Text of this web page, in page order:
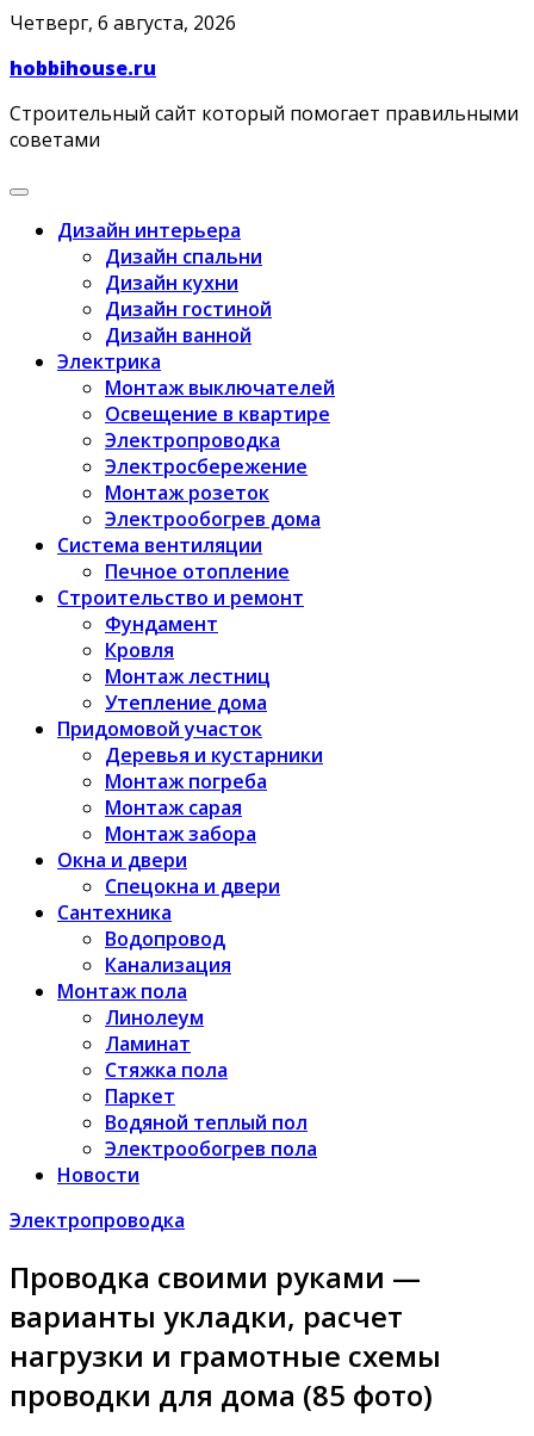
Skip
content
Четверг, 6 августа, 2026
hobbihouse.ru
Строительный сайт который помогает правильными
советами
Дизайн интерьера
Дизайн спальни
Дизайн кухни
Дизайн гостиной
Дизайн ванной
Электрика
Монтаж выключателей
Освещение в квартире
Электропроводка
Электросбережение
Монтаж розеток
Электрообогрев дома
Система вентиляции
Печное отопление
Строительство и ремонт
Фундамент
Кровля
Монтаж лестниц
Утепление дома
Придомовой участок
Деревья и кустарники
Монтаж погреба
Монтаж сарая
Монтаж забора
Окна и двери
Спецокна и двери
Сантехника
Водопровод
Канализация
Монтаж пола
Линолеум
Ламинат
Стяжка пола
Паркет
Водяной теплый пол
Электрообогрев пола
Новости
Электропроводка
Проводка своими руками —
варианты укладки, расчет
нагрузки и грамотные схемы
проводки для дома (85 фото)